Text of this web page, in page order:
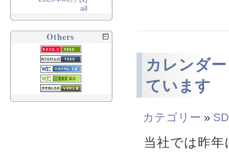
カレンダ
ています
カテゴリー »
当社では昨年
all
Others